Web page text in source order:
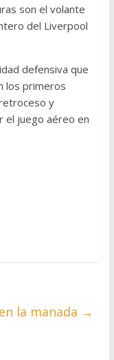
son el volante
del Liverpool
defensiva que
los primeros
y
el juego aéreo en
la manada →